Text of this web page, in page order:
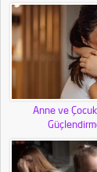
Anne ve